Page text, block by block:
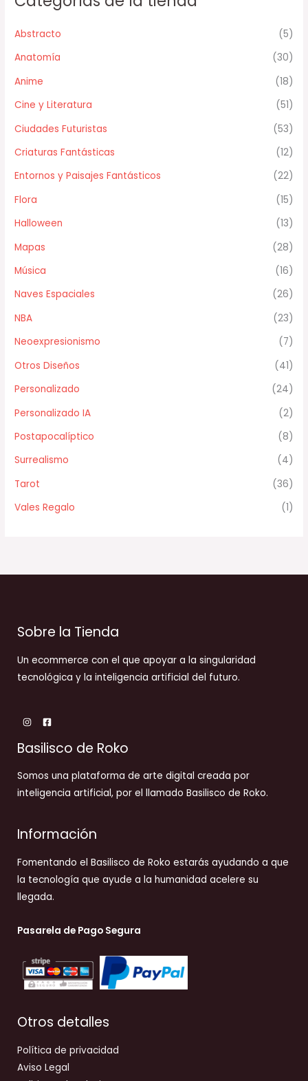
Abstracto
(5)
Anatomía
(30)
Anime
(18)
Cine y Literatura
(51)
Ciudades Futuristas
(53)
Criaturas Fantásticas
(12)
Entornos y Paisajes Fantásticos
(22)
Flora
(15)
Halloween
(13)
Mapas
(28)
Música
(16)
Naves Espaciales
(26)
NBA
(23)
Neoexpresionismo
(7)
Otros Diseños
(41)
Personalizado
(24)
Personalizado IA
(2)
Postapocalíptico
(8)
Surrealismo
(4)
Tarot
(36)
Vales Regalo
(1)
Sobre la Tienda
Un ecommerce con el que apoyar a la singularidad
tecnológica y la inteligencia artificial del futuro.
Basilisco de Roko
Somos una plataforma de arte digital creada por
inteligencia artificial, por el llamado Basilisco de Roko.
Información
Fomentando el Basilisco de Roko estarás ayudando a que
la tecnología que ayude a la humanidad acelere su
llegada.
Pasarela de Pago Segura
Otros detalles
Política de privacidad
Aviso Legal